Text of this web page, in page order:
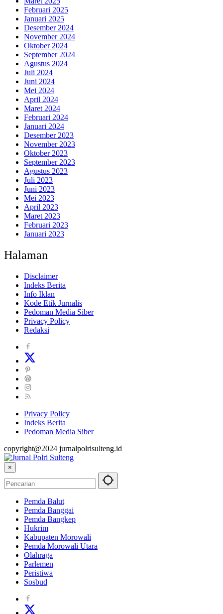
Februari 2025
Januari 2025
Desember 2024
November 2024
Oktober 2024
September 2024
Agustus 2024
Juli 2024
Juni 2024
Mei 2024
April 2024
Maret 2024
Februari 2024
Januari 2024
Desember 2023
November 2023
Oktober 2023
September 2023
Agustus 2023
Juli 2023
Juni 2023
Mei 2023
April 2023
Maret 2023
Februari 2023
Januari 2023
Halaman
Disclaimer
Indeks Berita
Info Iklan
Kode Etik Jurnalis
Pedoman Media Siber
Privacy Policy
Redaksi
Privacy Policy
Indeks Berita
Pedoman Media Siber
copyright@2024 jurnalpolrisulteng.id
×
Pemda Balut
Pemda Banggai
Pemda Bangkep
Hukrim
Kabupaten Morowali
Pemda Morowali Utara
Olahraga
Parlemen
Peristiwa
Sosbud